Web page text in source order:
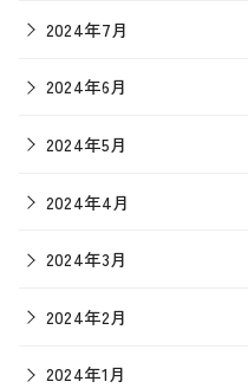
2024年7月
2024年6月
2024年5月
2024年4月
2024年3月
2024年2月
2024年1月